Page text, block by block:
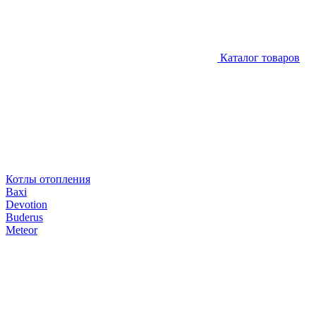
Каталог товаров
Котлы отопления
Baxi
Devotion
Buderus
Meteor